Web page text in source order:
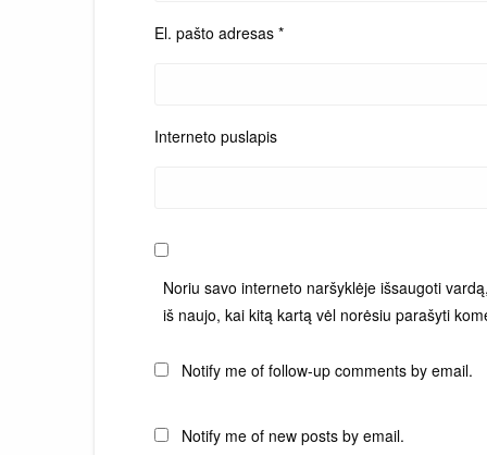
El. pašto adresas *
Interneto puslapis
Noriu savo interneto naršyklėje išsaugoti
iš naujo, kai kitą kartą vėl norėsiu parašyti
Notify me of follow-up comments by email.
Notify me of new posts by email.